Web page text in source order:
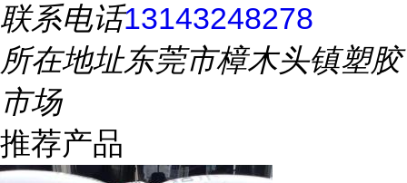
联系电话13143248278
所在地址东莞市樟木头镇塑胶
市场
推荐产品